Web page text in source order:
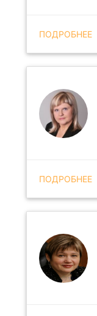
ПОДРОБНЕЕ
ПОДРОБНЕЕ